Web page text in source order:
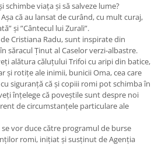
schimbe viața și să salveze lume?
că au lansat de curând, cu mult curaj,
și ”Cântecul lui Zurali”.
Cristiana Radu, sunt inspirate din
săracul Ținut al Caselor verzi-albastre.
alătura căluțului Trifoi cu aripi din batice,
și rotițe ale inimii, bunicii Oma, cea care
siguranță că și copiii romi pot schimba în
înțelege că poveștile sunt despre noi
de circumstanțele particulare ale
vor duce către programul de burse
romi, inițiat și susținut de Agenția